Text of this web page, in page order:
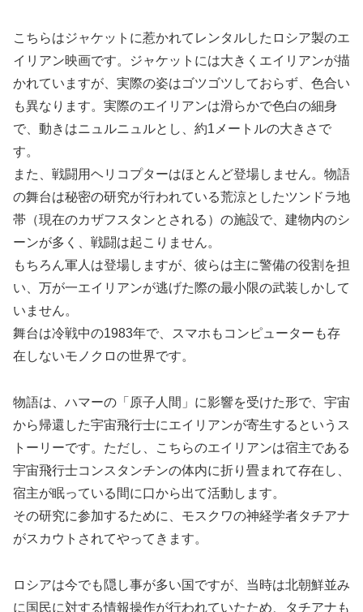
こちらはジャケットに惹かれてレンタルしたロシア製のエ
イリアン映画です。ジャケットには大きくエイリアンが描
かれていますが、実際の姿はゴツゴツしておらず、色合い
も異なります。実際のエイリアンは滑らかで色白の細身
で、動きはニュルニュルとし、約1メートルの大きさで
す。
また、戦闘用ヘリコプターはほとんど登場しません。物語
の舞台は秘密の研究が行われている荒涼としたツンドラ地
帯（現在のカザフスタンとされる）の施設で、建物内のシ
ーンが多く、戦闘は起こりません。
もちろん軍人は登場しますが、彼らは主に警備の役割を担
い、万が一エイリアンが逃げた際の最小限の武装しかして
いません。
舞台は冷戦中の1983年で、スマホもコンピューターも存
在しないモノクロの世界です。
物語は、ハマーの「原子人間」に影響を受けた形で、宇宙
から帰還した宇宙飛行士にエイリアンが寄生するというス
トーリーです。ただし、こちらのエイリアンは宿主である
宇宙飛行士コンスタンチンの体内に折り畳まれて存在し、
宿主が眠っている間に口から出て活動します。
その研究に参加するために、モスクワの神経学者タチアナ
がスカウトされてやってきます。
ロシアは今でも隠し事が多い国ですが、当時は北朝鮮並み
に国民に対する情報操作が行われていたため、タチアナも